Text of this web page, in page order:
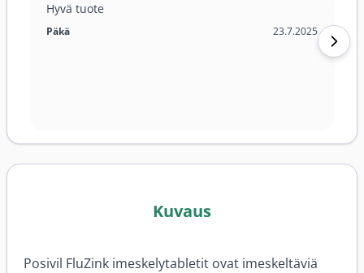
Hyvä tuote
Päkä 23.7.2025
23.7.2025
Kuvaus
Posivil FluZink imeskelytabletit ovat imeskeltäviä